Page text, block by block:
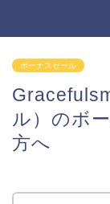
ボーナスセール
ル）のボ
方へ